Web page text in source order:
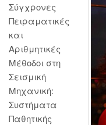
Σύγχρονες
Πειραματικές
και
Αριθμητικές
Μέθοδοι στη
Σεισμική
Μηχανική:
Συστήματα
Παθητικής